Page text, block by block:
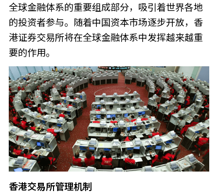
全球金融体系的重要组成部分，吸引着世界各地
的投资者参与。随着中国资本市场逐步开放，香
港证券交易所将在全球金融体系中发挥越来越重
要的作用。
香港交易所管理机制